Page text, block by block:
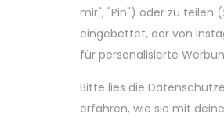
mir", "Pin") oder zu teilen
eingebettet, der von
für personalisierte
Bitte lies die
erfahren, wie sie mit